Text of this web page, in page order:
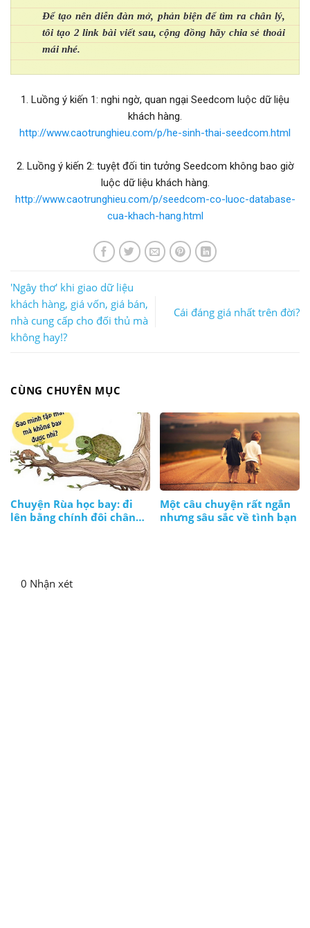
Để tạo nên diễn đàn mở, phản biện để tìm ra chân lý,
tôi tạo 2 link bài viết sau, cộng đồng hãy chia sẻ thoải
mái nhé.
1. Luồng ý kiến 1: nghi ngờ, quan ngại Seedcom luộc dữ liệu
khách hàng.
http://www.caotrunghieu.com/p/he-sinh-thai-seedcom.html
2. Luồng ý kiến 2: tuyệt đối tin tưởng Seedcom không bao giờ
luộc dữ liệu khách hàng.
http://www.caotrunghieu.com/p/seedcom-co-luoc-database-
cua-khach-hang.html
'Ngây thơ' khi giao dữ liệu
khách hàng, giá vốn, giá bán,
nhà cung cấp cho đối thủ mà
không hay!?
Cái đáng giá nhất trên đời?
CÙNG CHUYÊN MỤC
Chuyện Rùa học bay: đi
lên bằng chính đôi chân
Một câu chuyện rất ngắn
nhưng sâu sắc về tình bạn
0 Nhận xét